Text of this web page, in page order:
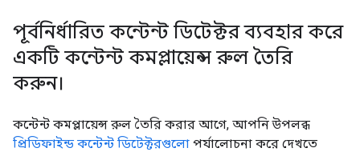
পূর্বনির্ধারিত কন্টেন্ট ডিটেক্টর ব্যবহার করে
একটি কন্টেন্ট কমপ্লায়েন্স রুল তৈরি
করুন।
কন্টেন্ট কমপ্লায়েন্স রুল তৈরি করার আগে, আপনি উপলব্ধ
প্রিডিফাইন্ড কন্টেন্ট ডিটেক্টরগুলো পর্যালোচনা করে দেখতে